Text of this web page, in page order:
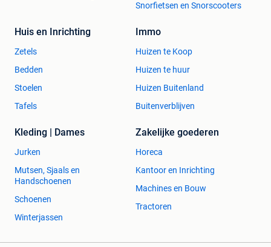
Snorfietsen en Snorscooters
Huis en Inrichting
Zetels
Bedden
Stoelen
Tafels
Immo
Huizen te Koop
Huizen te huur
Huizen Buitenland
Buitenverblijven
Kleding | Dames
Jurken
Mutsen, Sjaals en
Handschoenen
Schoenen
Winterjassen
Zakelijke goederen
Horeca
Kantoor en Inrichting
Machines en Bouw
Tractoren